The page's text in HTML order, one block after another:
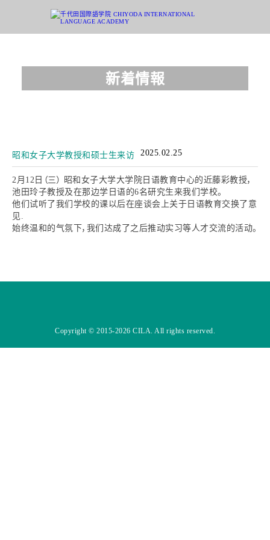
新着情報
昭和女子大学教授和硕士生来访 2025.02.25
2月12日（三） 昭和女子大学大学院日语教育中心的近藤彩教授，
池田玲子教授及在那边学日语的6名研究生来我们学校。
他们试听了我们学校的课以后在座谈会上关于日语教育交换了意
见.
始终温和的气氛下，我们达成了之后推动实习等人才交流的活动。
Copyright © 2015-2026 CILA. All rights reserved.